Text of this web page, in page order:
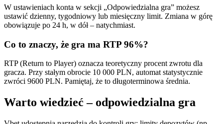
W ustawieniach konta w sekcji „Odpowiedzialna gra” możesz
ustawić dzienny, tygodniowy lub miesięczny limit. Zmiana w górę
obowiązuje po 24 h, w dół – natychmiast.
Co to znaczy, że gra ma RTP 96%?
RTP (Return to Player) oznacza teoretyczny procent zwrotu dla
gracza. Przy stałym obrocie 10 000 PLN, automat statystycznie
zwróci 9600 PLN. Pamiętaj, że to długoterminowa średnia.
Warto wiedzieć – odpowiedzialna gra